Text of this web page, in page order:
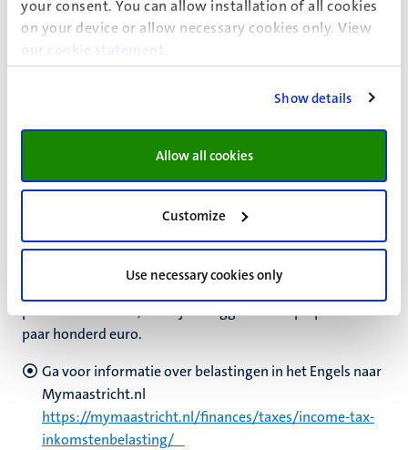
your consent. You can allow installation of all cookies
on your device or allow necessary cookies only. View
our
cookie statement
Show details
Allow all cookies
Customize
Use necessary cookies only
Belastingteruggave van de
Belastingdienst
Heb je een parttime- of zomerbaan in Nederland gehad?
betaald, kom je misschien in aanmerking voor
belastingteruggave. De Nederlandse aangifteperiode
loopt van 1 maart tot 1 mei. Als je je aangifte vóór 1 april
Je kunt aangifte doen over de afgelopen vijf jaar. Zorg
ervoor dat je aangifte doet voor elk jaar dat je een
parttime baan had, want je teruggave kan oplopen tot een
paar honderd euro.
Ga voor informatie over belastingen in het Engels naar
Mymaastricht.nl
https://mymaastricht.nl/finances/taxes/income-tax-
inkomstenbelasting/